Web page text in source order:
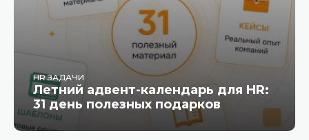
HR ЗАДАЧИ
Летний адвент-календарь для HR:
31 день полезных подарков